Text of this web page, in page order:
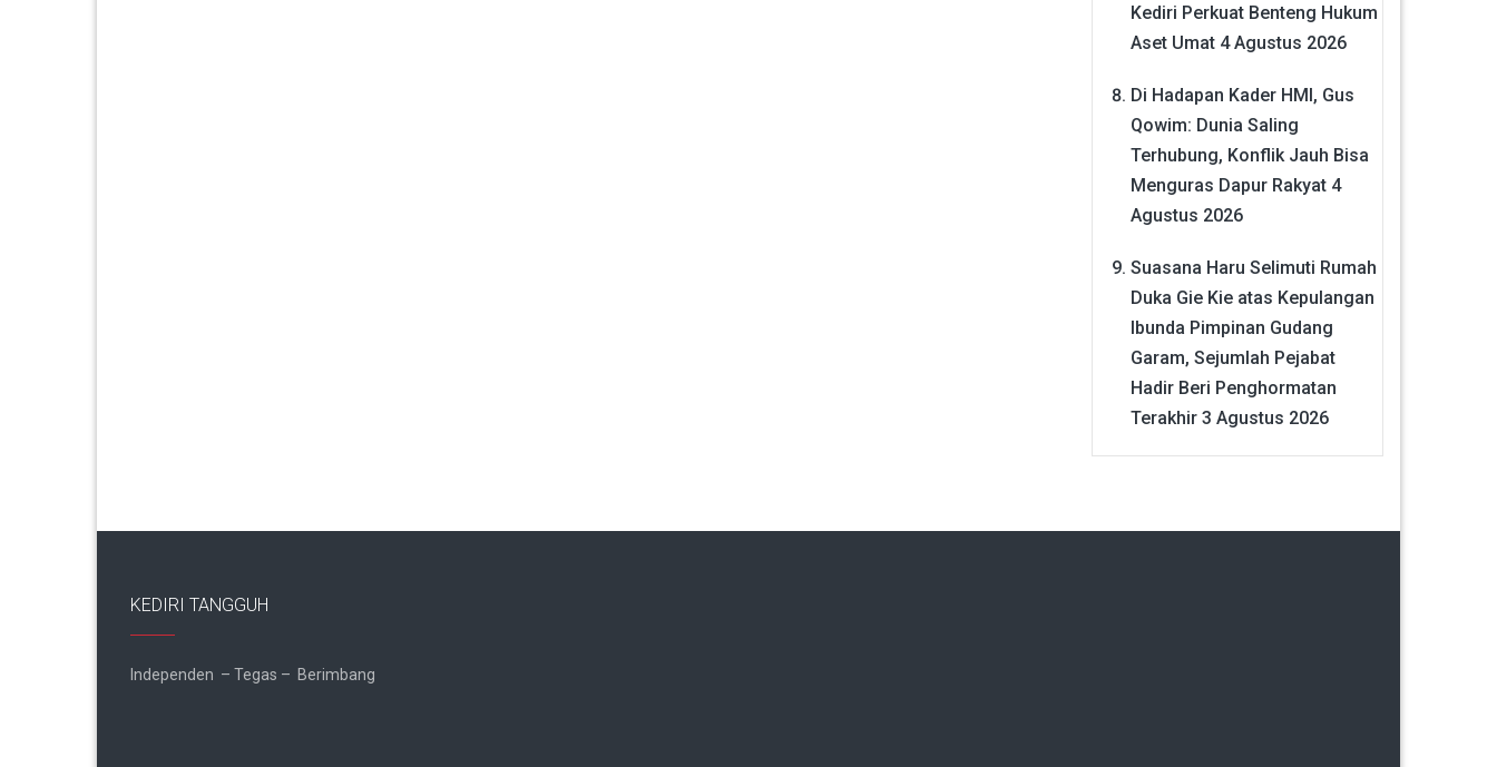
Kediri Perkuat Benteng Hukum
Aset Umat 4 Agustus 2026
Di Hadapan Kader HMI, Gus
Qowim: Dunia Saling
Terhubung, Konflik Jauh Bisa
Menguras Dapur Rakyat 4
Agustus 2026
Suasana Haru Selimuti Rumah
Duka Gie Kie atas Kepulangan
Ibunda Pimpinan Gudang
Garam, Sejumlah Pejabat
Hadir Beri Penghormatan
Terakhir 3 Agustus 2026
KEDIRI TANGGUH
Independen – Tegas – Berimbang